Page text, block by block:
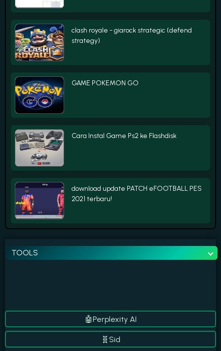
clash royale - giarock strategic (defend
strategy)
GAME POKEMON GO
Cara Instal Game Ps2 ke Flashdisk
download update PATCH eFOOTBALL PES
2021 terbaru!
TOOLS
🤖ChatGPT
🧬Sid